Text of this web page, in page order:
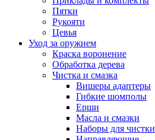
Пятки
Рукояти
Цевья
Уход за оружием
Краска воронение
Обработка дерева
Чистка и смазка
Вишеры адаптеры
Гибкие шомполы
Ерши
Масла и смазки
Наборы для чистки